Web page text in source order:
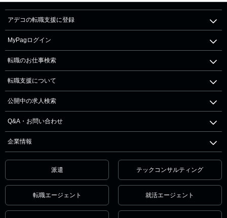
アデコの転職支援に登録
MyPagログイン
転職のお仕事検索
転職支援について
公開中の求人検索
Q&A・お問い合わせ
企業情報
派遣 テックコンサルティング
転職エージェント 就活エージェント